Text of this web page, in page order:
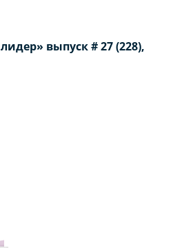
выпуск # 27 (228),